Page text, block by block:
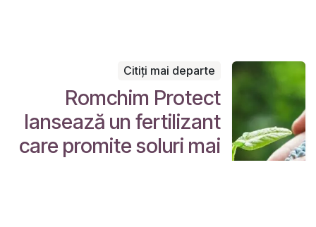
Citiți mai departe
Romchim Protect
lansează un fertilizant
care promite soluri mai